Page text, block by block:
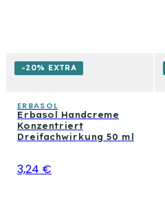
-20% EXTRA
ERBASOL
Erbasol Handcreme
Konzentriert
Dreifachwirkung 50 ml
3,24 €